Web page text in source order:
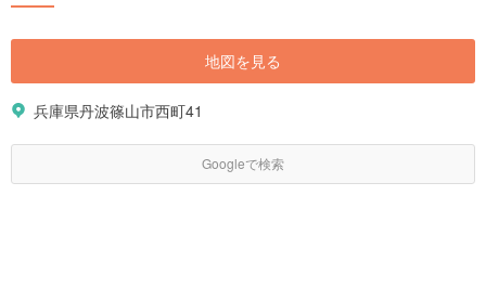
地図を見る
兵庫県丹波篠山市西町41
Googleで検索